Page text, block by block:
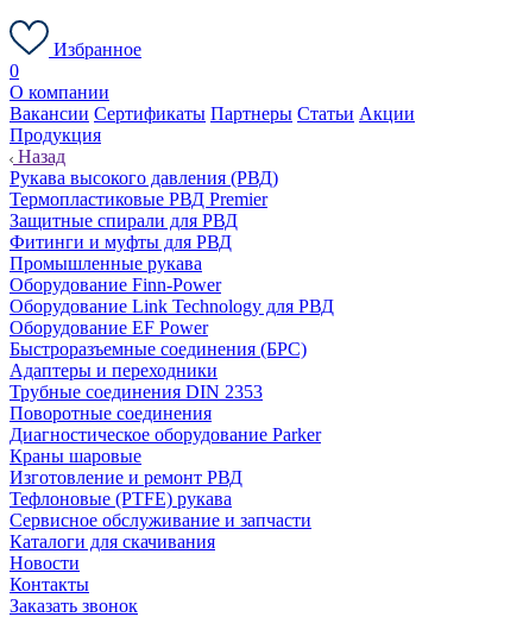
Избранное
0
О компании
Вакансии Сертификаты Партнеры Статьи Акции
Продукция
Назад
Рукава высокого давления (РВД)
Термопластиковые РВД Premier
Защитные спирали для РВД
Фитинги и муфты для РВД
Промышленные рукава
Оборудование Finn-Power
Оборудование Link Technology для РВД
Оборудование EF Power
Быстроразъемные соединения (БРС)
Адаптеры и переходники
Трубные соединения DIN 2353
Поворотные соединения
Диагностическое оборудование Parker
Краны шаровые
Изготовление и ремонт РВД
Тефлоновые (PTFE) рукава
Сервисное обслуживание и запчасти
Каталоги для скачивания
Новости
Контакты
Заказать звонок